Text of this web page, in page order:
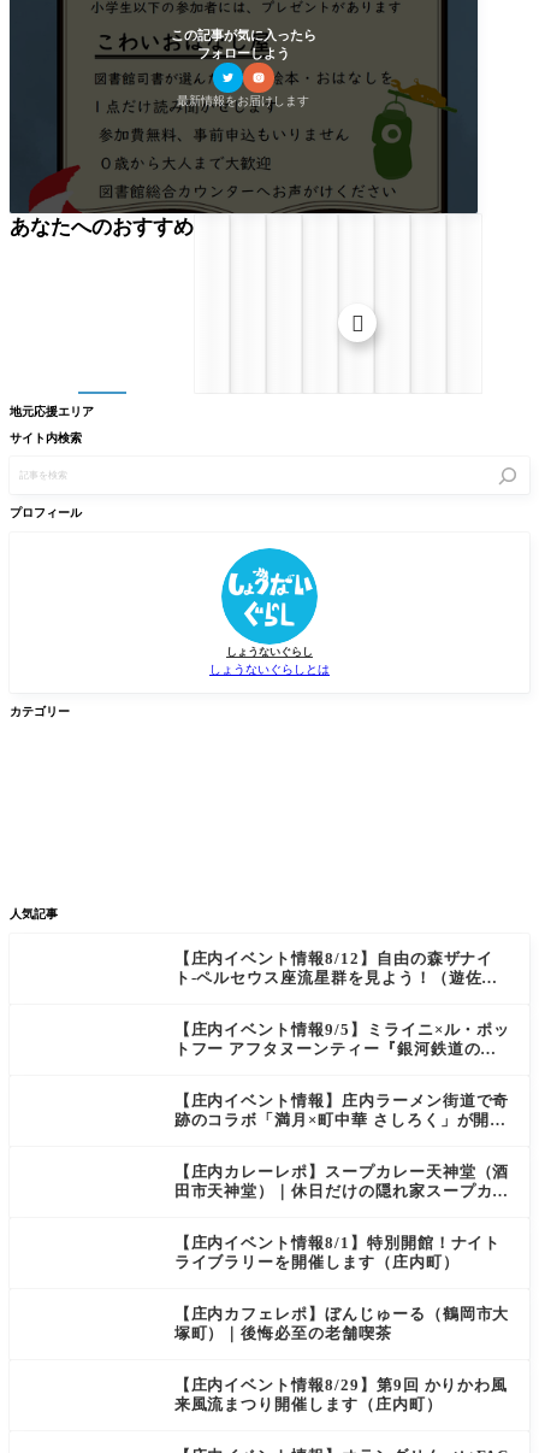
この記事が気に入ったら
フォローしよう
最新情報をお届けします
地元応援エリア
サイト内検索
検
プロフィール
しょうないぐらし
しょうないぐらしとは
カテゴリー
人気記事
【庄内イベント情報8/12】自由の森ザナイ
ト-ペルセウス座流星群を見よう！（遊佐
【庄内イベント情報9/5】ミライニ×ル・ポッ
トフー アフタヌーンティー『銀河鉄道の
【庄内イベント情報】庄内ラーメン街道で奇
跡のコラボ「満月×町中華 さしろく」が開催
【庄内カレーレポ】スープカレー天神堂（酒
田市天神堂）｜休日だけの隠れ家スープカレ
【庄内イベント情報8/1】特別開館！ナイト
ライブラリーを開催します（庄内町）
【庄内カフェレポ】ぼんじゅーる（鶴岡市大
塚町）｜後悔必至の老舗喫茶
【庄内イベント情報8/29】第9回 かりかわ風
来風流まつり開催します（庄内町）
あなたへのおすすめ
